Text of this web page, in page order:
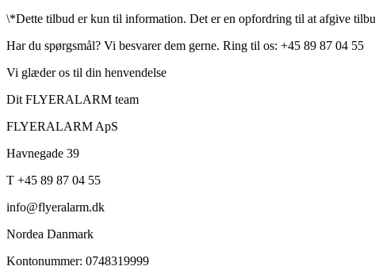
\*Dette tilbud er kun til information. Det er en opfordring til at afgive
Har du spørgsmål? Vi besvarer dem gerne. Ring til os: +45 89 87 04 55
Vi glæder os til din henvendelse
Dit FLYERALARM team
FLYERALARM ApS
Havnegade 39
T +45 89 87 04 55
info@flyeralarm.dk
Nordea Danmark
Kontonummer: 0748319999